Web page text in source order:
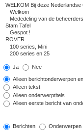
Ja Nee
Alleen berichtonderwerpen
Alleen tekst
Alleen onderwerptitels
Alleen eerste bericht van
Berichten Onderwerpen